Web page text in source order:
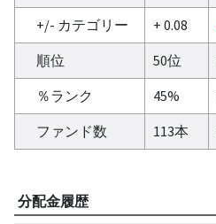
+/- カテゴリー
+ 0.08
順位
50位
％ランク
45%
ファンド数
113本
分配金履歴